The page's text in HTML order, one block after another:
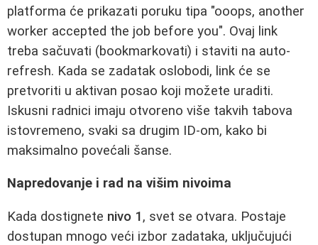
platforma će prikazati poruku tipa "ooops, another
worker accepted the job before you". Ovaj link
treba sačuvati (bookmarkovati) i staviti na auto-
refresh. Kada se zadatak oslobodi, link će se
pretvoriti u aktivan posao koji možete uraditi.
Iskusni radnici imaju otvoreno više takvih tabova
istovremeno, svaki sa drugim ID-om, kako bi
maksimalno povećali šanse.
Napredovanje i rad na višim nivoima
Kada dostignete nivo 1, svet se otvara. Postaje
dostupan mnogo veći izbor zadataka, uključujući